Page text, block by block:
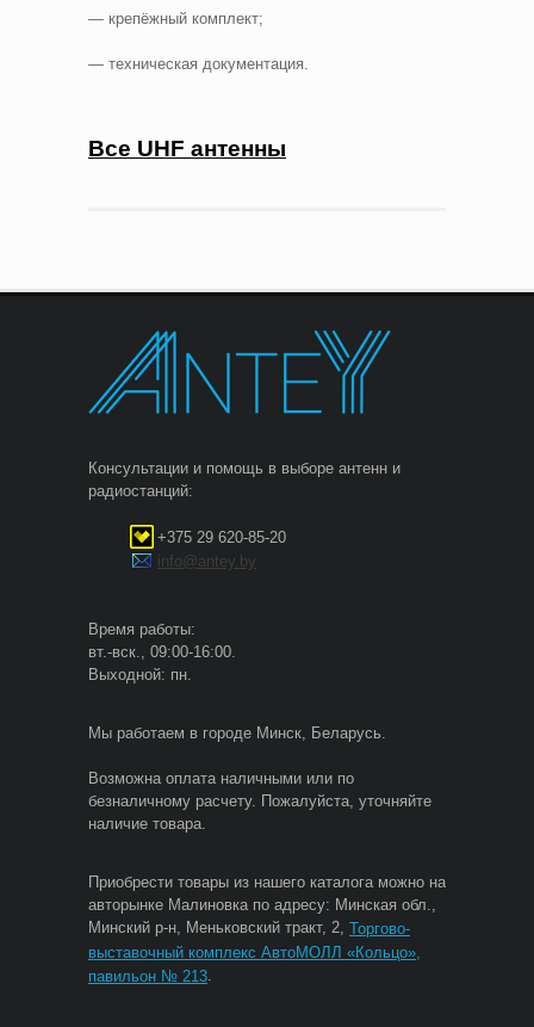
— крепёжный комплект;
— техническая документация.
Все UHF антенны
Консультации и помощь в выборе антенн и
радиостанций:
+375 29 620-85-20
info@antey.by
Время работы:
вт.-вск., 09:00-16:00.
Выходной: пн.
Мы работаем в городе Минск, Беларусь.
Возможна оплата наличными или по
безналичному расчету. Пожалуйста, уточняйте
наличие товара.
Приобрести товары из нашего каталога можно на
авторынке Малиновка по адресу: Минская обл.,
Минский р-н, Меньковский тракт, 2, Торгово-
выставочный комплекс АвтоМОЛЛ «Кольцо»,
павильон № 213.